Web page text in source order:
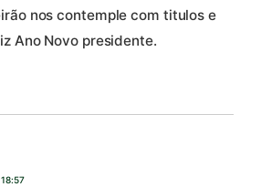
nos contemple com titulos e
Ano Novo presidente.